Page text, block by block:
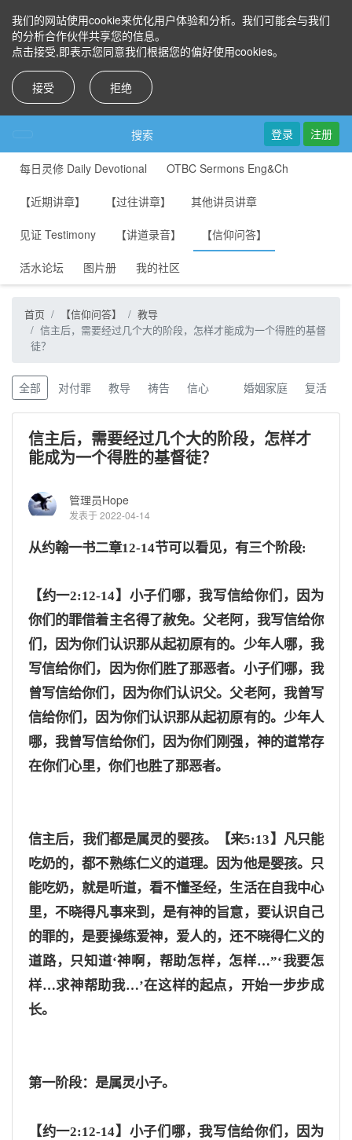
我们的网站使用cookie来优化用户体验和分析。我们可能会与我们
的分析合作伙伴共享您的信息。
点击接受,即表示您同意我们根据您的偏好使用cookies。
接受 拒绝
搜索 登录 注册
每日灵修 Daily Devotional OTBC Sermons Eng&Ch
【近期讲章】 【过往讲章】 其他讲员讲章
见证 Testimony 【讲道录音】 【信仰问答】
活水论坛 图片册 我的社区
首页 【信仰问答】
教导
信主后，需要经过几个大的阶段，怎样才能成为一个得胜的基督
徒？
全部 对付罪 教导 祷告 信心 婚姻家庭 复活
信主后，需要经过几个大的阶段，怎样才
能成为一个得胜的基督徒？
管理员Hope
发表于 2022-04-14
从约翰一书二章12-14节可以看见，有三个阶段:
【约一2:12-14】小子们哪，我写信给你们，因为
你们的罪借着主名得了赦免。父老阿，我写信给你
们，因为你们认识那从起初原有的。少年人哪，我
写信给你们，因为你们胜了那恶者。小子们哪，我
曾写信给你们，因为你们认识父。父老阿，我曾写
信给你们，因为你们认识那从起初原有的。少年人
哪，我曾写信给你们，因为你们刚强，神的道常存
在你们心里，你们也胜了那恶者。
信主后，我们都是属灵的婴孩。
【来5:13】凡只能
吃奶的，都不熟练仁义的道理。因为他是婴孩。 只
能吃奶，就是听道，看不懂圣经，生活在自我中心
里，不晓得凡事来到，是有神的旨意，要认识自己
的罪的，是要操练爱神，爱人的，还不晓得仁义的
道路，只知道‘神啊，帮助怎样，怎样…”‘我要怎
样…求神帮助我…’在这样的起点，开始一步步成
长。
第一阶段：是属灵小子。
【约一2:12-14】小子们哪，我写信给你们，因为